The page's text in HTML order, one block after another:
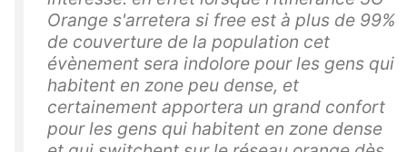
Orange s'arretera si free est à plus de 99%
de couverture de la population cet
évènement sera indolore pour les gens qui
habitent en zone peu dense, et
certainement apportera un grand confort
pour les gens qui habitent en zone dense